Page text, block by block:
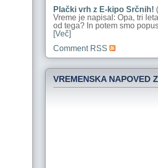
Plački vrh z E-kipo Srčnih!
Vreme je napisal: Opa, tri
od tega? In potem smo
[Več]
Comment RSS
VREMENSKA NAPOVED